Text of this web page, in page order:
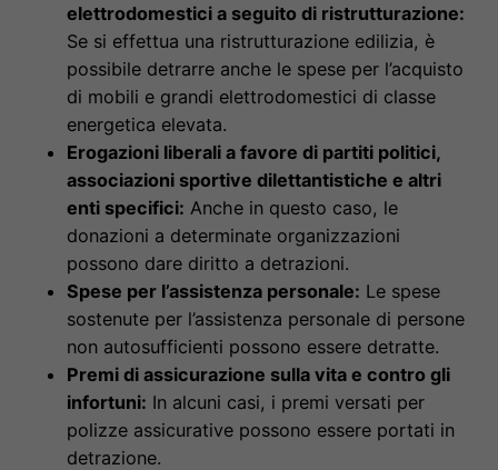
elettrodomestici a seguito di ristrutturazione:
Se si effettua una ristrutturazione edilizia, è
possibile detrarre anche le spese per l’acquisto
di mobili e grandi elettrodomestici di classe
energetica elevata.
Erogazioni liberali a favore di partiti politici,
associazioni sportive dilettantistiche e altri
enti specifici: Anche in questo caso, le
donazioni a determinate organizzazioni
possono dare diritto a detrazioni.
Spese per l’assistenza personale: Le spese
sostenute per l’assistenza personale di persone
non autosufficienti possono essere detratte.
Premi di assicurazione sulla vita e contro gli
infortuni: In alcuni casi, i premi versati per
polizze assicurative possono essere portati in
detrazione.